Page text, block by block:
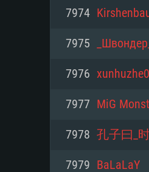
메모리: 4GB
그래픽 카드:
해상도: 720p
네트워크: 브
여유 저장 공
(Mac), 혹은
의 AMD/
네트워크: 브
여유 저장 공
메모리: 4 GB
그래픽 카드:
와 동급의 성
지원하는
7974
7975 _Швондер_
7976
7977 MiG
7978 孔子曰_
7979 BaLaLaY